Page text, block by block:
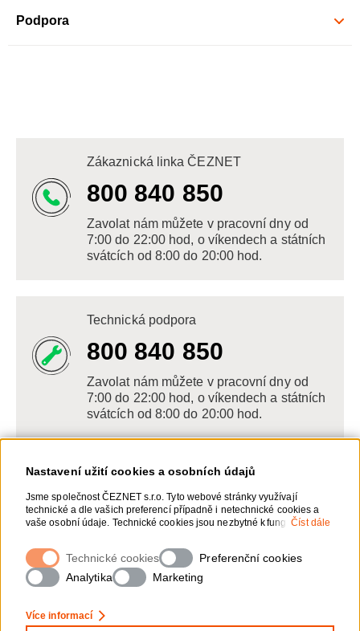
Nastavení užití cookies a osobních údajů
Jsme společnost ČEZNET s.r.o. Tyto webové stránky využívají
technické a dle vašich preferencí případně i netechnické cookies a
vaše osobní údaje. Technické cookies jsou nezbytné k fungování
webové stránky vašim preferencím, k personalizaci reklam a
analytice. Pro sběr a zpracování netechnických cookies a vašich
osobních údajů, nám můžete udělit souhlas. Bližší informace o vašich
právech, zpracování osobních údajů, včetně možnosti odvolání
Číst dále
Technické cookies
Preferenční cookies
Analytika
Marketing
Více informací
Podpora
Zákaznická linka ČEZNET
800 840 850
Zavolat nám můžete v pracovní dny od
7:00 do 22:00 hod, o víkendech a státních
svátcích od 8:00 do 20:00 hod.
Technická podpora
800 840 850
Zavolat nám můžete v pracovní dny od
7:00 do 22:00 hod, o víkendech a státních
svátcích od 8:00 do 20:00 hod.
Napište nám
POSLAT VZKAZ
Zanechte nám vzkaz online, my se vám
ozveme zpět